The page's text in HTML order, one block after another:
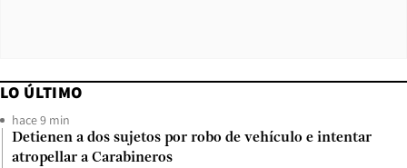
LO ÚLTIMO
hace 9 min
Detienen a dos sujetos por robo de vehículo e intentar
atropellar a Carabineros